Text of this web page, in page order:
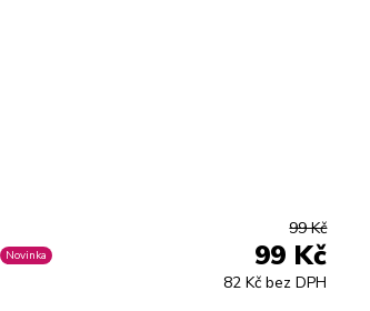
Novinka
99 Kč
99 Kč
82 Kč bez DPH